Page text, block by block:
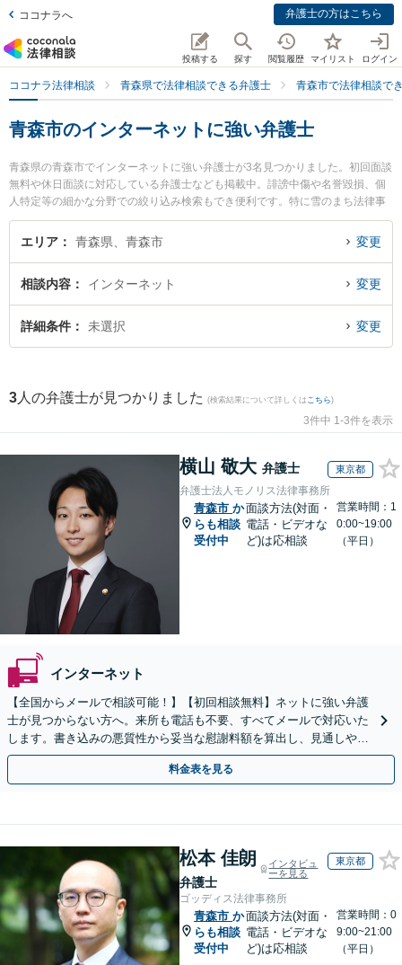
ココナラへ 弁護士の方はこちら
投稿する 探す 閲覧履歴 マイリスト ログイン
ココナラ法律相談 青森県で法律相談できる弁護士 青森市で法律相談で
青森市のインターネットに強い弁護士
青森県の青森市でインターネットに強い弁護士が3名見つかりました。初回面談
無料や休日面談に対応している弁護士なども掲載中。誹謗中傷や名誉毀損、個
人特定等の細かな分野での絞り込み検索もでき便利です。特に雪のまち法律事
務所の三上 大介弁護士や弁護士法人青森リーガルサービス 青森支店 青森シテ
ィ法律事務所の木村 哲也弁護士、青い森法律事務所の小澤 博之弁護士のプロフ
ンターネットのトラブル解決の実績豊富な近くの弁護士を検索したい』『初回
相談無料でインターネットを法律相談できる青森市内の弁護士に相談予約した
い』などでお困りの相談者さんにおすすめです。
エリア 青森県、青森市 変更
相談内容 インターネット 変更
詳細条件 未選択 変更
3 人の弁護士が見つかりました (検索結果について詳しくは こちら)
3件中 1-3件を表示
横山 敬大 弁護士 東京都
弁護士法人モノリス法律事務所
青森市 か
らも相談
受付中
面談方法(対面・
電話・ビデオな
ど)は応相談
営業時間：1
0:00~19:00
（平日）
インターネット
【全国からメールで相談可能！】【初回相談無料】ネットに強い弁護
士が見つからない方へ。来所も電話も不要、すべてメールで対応いた
します。書き込みの悪質性から妥当な慰謝料額を算出し、見通しや費
用面のリスクも包み隠さずお伝えしサポートします。
料金表を見る
松本 佳朗
弁護士
インタビュ
ーを見る
東京都
ゴッディス法律事務所
青森市 か
らも相談
受付中
面談方法(対面・
電話・ビデオな
ど)は応相談
営業時間：0
9:00~21:00
（平日）